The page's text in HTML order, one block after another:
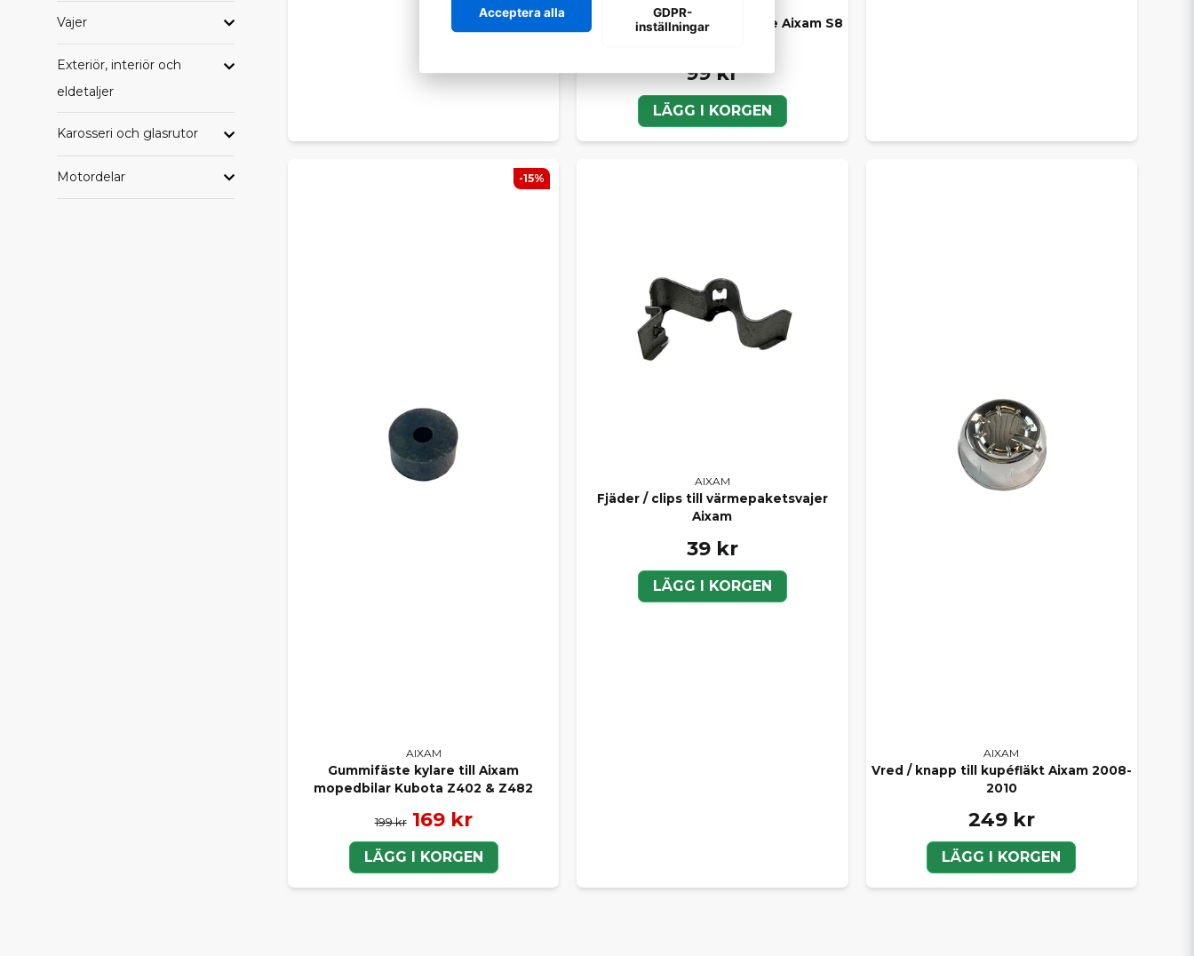
Vajer
Exteriör, interiör och
eldetaljer
Karosseri och glasrutor
Motordelar
Värmeknopp / vred för värme Aixam S8
99 kr
LÄGG I KORGEN
AIXAM
Gummifäste kylare till Aixam
mopedbilar Kubota Z402 & Z482
199 kr 169 kr
LÄGG I KORGEN
-15%
AIXAM
Fjäder / clips till värmepaketsvajer
Aixam
39 kr
LÄGG I KORGEN
AIXAM
Vred / knapp till kupéfläkt Aixam 2008-
2010
249 kr
LÄGG I KORGEN
Acceptera alla
GDPR-
inställningar